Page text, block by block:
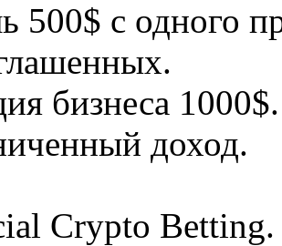
500$ с одного
бизнеса 1000$.
доход.
Crypto Betting.